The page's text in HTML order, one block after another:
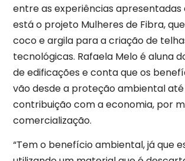
entre as experiências apresentadas
está o projeto Mulheres de Fibra,
coco e argila para a criação de
tecnológicas. Rafaela Melo é aluna
de edificações e conta que os
vão desde a proteção ambiental
contribuição com a economia, por
comercialização.
“Tem o benefício ambiental, já que